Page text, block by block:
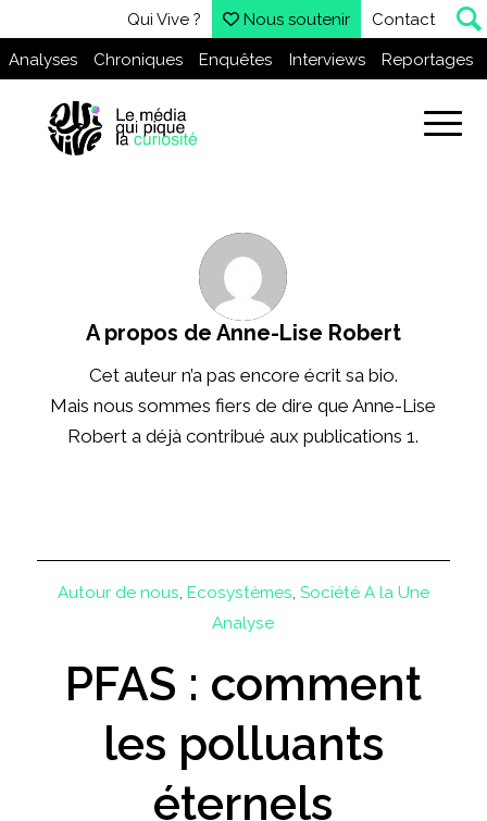
Qui Vive ? Nous soutenir Contact
Analyses Chroniques Enquêtes Interviews Reportages
A propos de Anne-Lise Robert
Cet auteur n’a pas encore écrit sa bio.
Mais nous sommes fiers de dire queAnne-Lise
Robert a déjà contribué aux publications 1.
Autour de nous, Ecosystèmes, Société A la Une
Analyse
PFAS : comment
les polluants
éternels